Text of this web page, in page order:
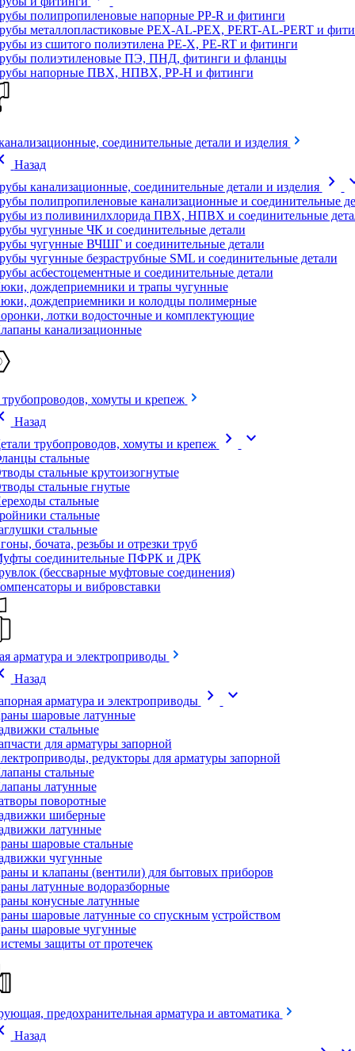
полипропиленовые напорные PP-R и фитинги
металлопластиковые PEX-AL-PEX, PERT-AL-PERT и
из сшитого полиэтилена PE-X, PE-RT и фитинги
полиэтиленовые ПЭ, ПНД, фитинги и фланцы
напорные ПВХ, НПВХ, PP-H и фитинги
соединительные детали и изделия
Назад
канализационные, соединительные детали и изделия
chevron_right
полипропиленовые канализационные и соединительные
из поливинилхлорида ПВХ, НПВХ и соединительные
чугунные ЧК и соединительные детали
чугунные ВЧШГ и соединительные детали
чугунные безраструбные SML и соединительные детали
асбестоцементные и соединительные детали
дождеприемники и трапы чугунные
дождеприемники и колодцы полимерные
лотки водосточные и комплектующие
канализационные
трубопроводов, хомуты и крепеж
Назад
трубопроводов, хомуты и крепеж
chevron_right expand_more
стальные
стальные крутоизогнутые
стальные гнутые
стальные
стальные
стальные
бочата, резьбы и отрезки труб
соединительные ПФРК и ДРК
(бессварные муфтовые соединения)
и вибровставки
арматура и электроприводы
Назад
арматура и электроприводы
chevron_right expand_more
шаровые латунные
стальные
для арматуры запорной
редукторы для арматуры запорной
стальные
латунные
поворотные
шиберные
латунные
шаровые стальные
чугунные
и клапаны (вентили) для бытовых приборов
латунные водоразборные
конусные латунные
шаровые латунные со спускным устройством
шаровые чугунные
защиты от протечек
предохранительная арматура и автоматика
Назад